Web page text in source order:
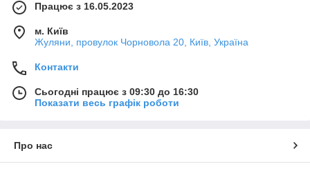
Працює з 16.05.2023
м. Київ
Жуляни, провулок Чорновола 20, Київ, Україна
Контакти
Сьогодні працює з 09:30 до 16:30
Показати весь графік роботи
Про нас